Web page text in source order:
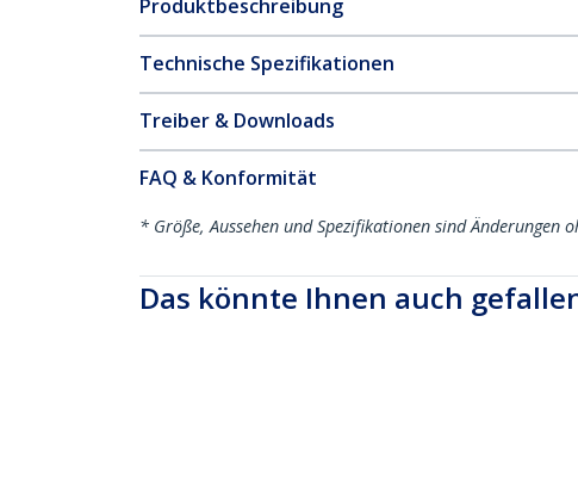
Produktbeschreibung
Technische Spezifikationen
Treiber & Downloads
FAQ & Konformität
* Größe, Aussehen und Spezifikationen sind Änderungen
Das könnte Ihnen auch